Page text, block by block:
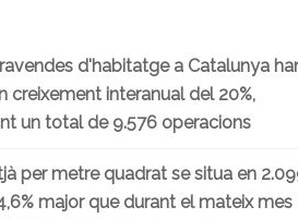
d'habitatge a Catalunya
creixement interanual del 20%,
un total de 9.576 operacions
per metre quadrat se situa en
major que durant el mateix mes